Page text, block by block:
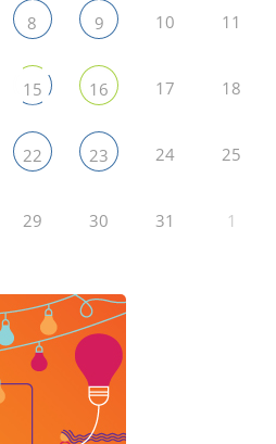
8 9 10 11
15 16 17 18
22 23 24 25
29 30 31 1